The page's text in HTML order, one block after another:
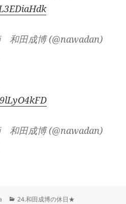
和田成博 (@nawadan)
和田成博 (@nawadan)
カ
24.和田成博の休日★